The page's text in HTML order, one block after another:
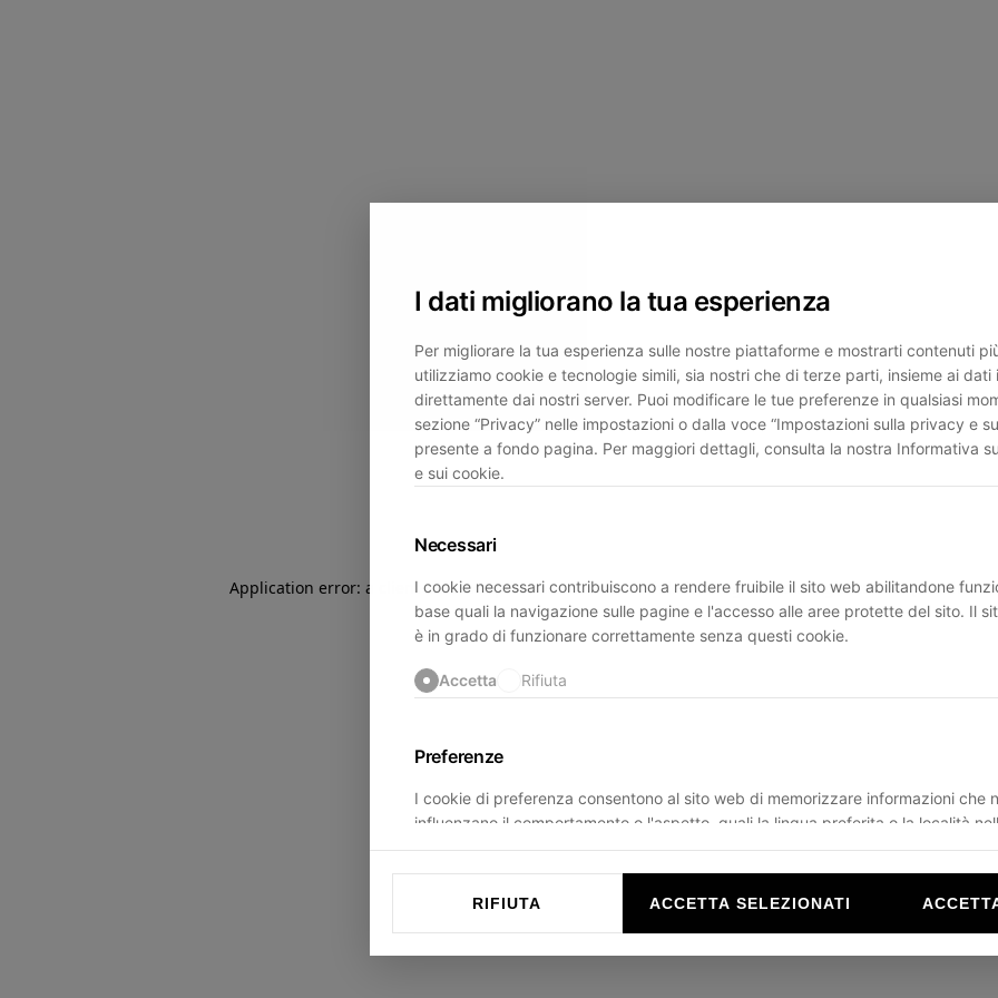
I dati migliorano la tua esperienza
Per migliorare la tua esperienza sulle nostre piattaforme e mostrarti contenuti
utilizziamo cookie e tecnologie simili, sia nostri che di terze parti, insieme ai dati
direttamente dai nostri server. Puoi modificare le tue preferenze in qualsiasi
sezione “Privacy” nelle impostazioni o dalla voce “Impostazioni sulla privacy e
presente a fondo pagina. Per maggiori dettagli, consulta la nostra Informativa
e sui cookie.
Necessari
I cookie necessari contribuiscono a rendere fruibile il sito web abilitandone
base quali la navigazione sulle pagine e l'accesso alle aree protette del sito. Il
è in grado di funzionare correttamente senza questi cookie.
Accetta Rifiuta
Preferenze
I cookie di preferenza consentono al sito web di memorizzare informazioni che
influenzano il comportamento o l'aspetto, quali la lingua preferita o la località
trovi.
RIFIUTA ACCETTA SELEZIONATI
Application error: a client -side exception has occurred while loadingducadisangiusto.com(see the